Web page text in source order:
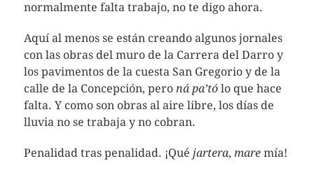
normalmente falta trabajo, no te digo ahora.
Aquí al menos se están creando algunos jornales
con las obras del muro de la Carrera del Darro y
los pavimentos de la cuesta San Gregorio y de la
calle de la Concepción, pero ná pa’tólo que hace
falta. Y como son obras al aire libre, los días de
lluvia no se trabaja y no cobran.
Penalidad tras penalidad. ¡Qué jartera, maremía!